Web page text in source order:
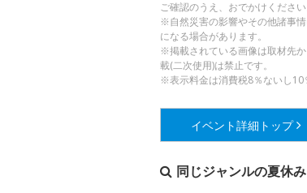
ご確認のうえ、おでかけください
※自然災害の影響やその他諸事
になる場合があります。
※掲載されている画像は取材先
載(二次使用)は禁止です。
※表示料金は消費税8％ないし10
イベント詳細 トップ
同じジャンルの夏休